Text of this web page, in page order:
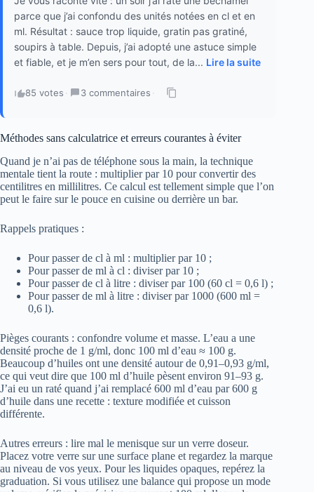
parce que j’ai confondu des unités notées en cl et en
ml. Résultat : sauce trop liquide, gratin pas gratiné,
soupirs à table. Depuis, j’ai adopté une astuce simple
et fiable, et je m’en sers pour tout, de la... Lire la suite
85 votes · 3 commentaires ·
Méthodes sans calculatrice et erreurs courantes à éviter
Quand je n’ai pas de téléphone sous la main, la technique
mentale tient la route : multiplier par 10 pour convertir des
centilitres en millilitres. Ce calcul est tellement simple que l’on
peut le faire sur le pouce en cuisine ou derrière un bar.
Rappels pratiques :
Pour passer de cl à ml : multiplier par 10 ;
Pour passer de ml à cl : diviser par 10 ;
Pour passer de cl à litre : diviser par 100 (60 cl = 0,6 l) ;
Pour passer de ml à litre : diviser par 1000 (600 ml =
0,6 l).
Pièges courants : confondre volume et masse. L’eau a une
densité proche de 1 g/ml, donc 100 ml d’eau ≈ 100 g.
Beaucoup d’huiles ont une densité autour de 0,91–0,93 g/ml,
ce qui veut dire que 100 ml d’huile pèsent environ 91–93 g.
J’ai eu un raté quand j’ai remplacé 600 ml d’eau par 600 g
d’huile dans une recette : texture modifiée et cuisson
différente.
Autres erreurs : lire mal le menisque sur un verre doseur.
Placez votre verre sur une surface plane et regardez la marque
au niveau de vos yeux. Pour les liquides opaques, repérez la
graduation. Si vous utilisez une balance qui propose un mode